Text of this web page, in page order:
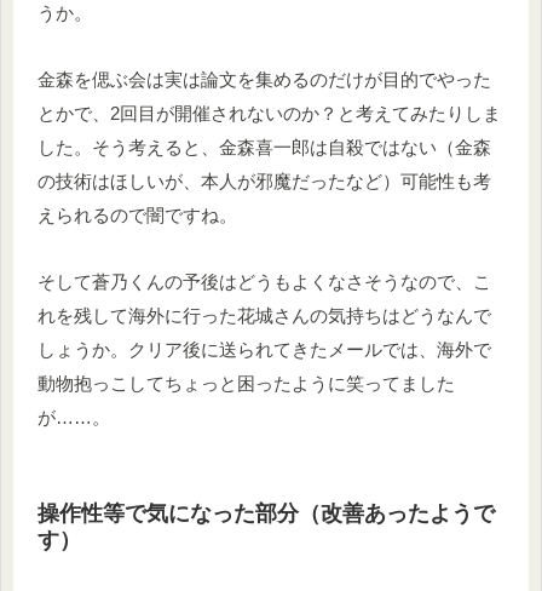
うか。
金森を偲ぶ会は実は論文を集めるのだけが目的でやった
とかで、2回目が開催されないのか？と考えてみたりしま
した。そう考えると、金森喜一郎は自殺ではない（金森
の技術はほしいが、本人が邪魔だったなど）可能性も考
えられるので闇ですね。
そして蒼乃くんの予後はどうもよくなさそうなので、こ
れを残して海外に行った花城さんの気持ちはどうなんで
しょうか。クリア後に送られてきたメールでは、海外で
動物抱っこしてちょっと困ったように笑ってました
が……。
操作性等で気になった部分（改善あったようで
す）